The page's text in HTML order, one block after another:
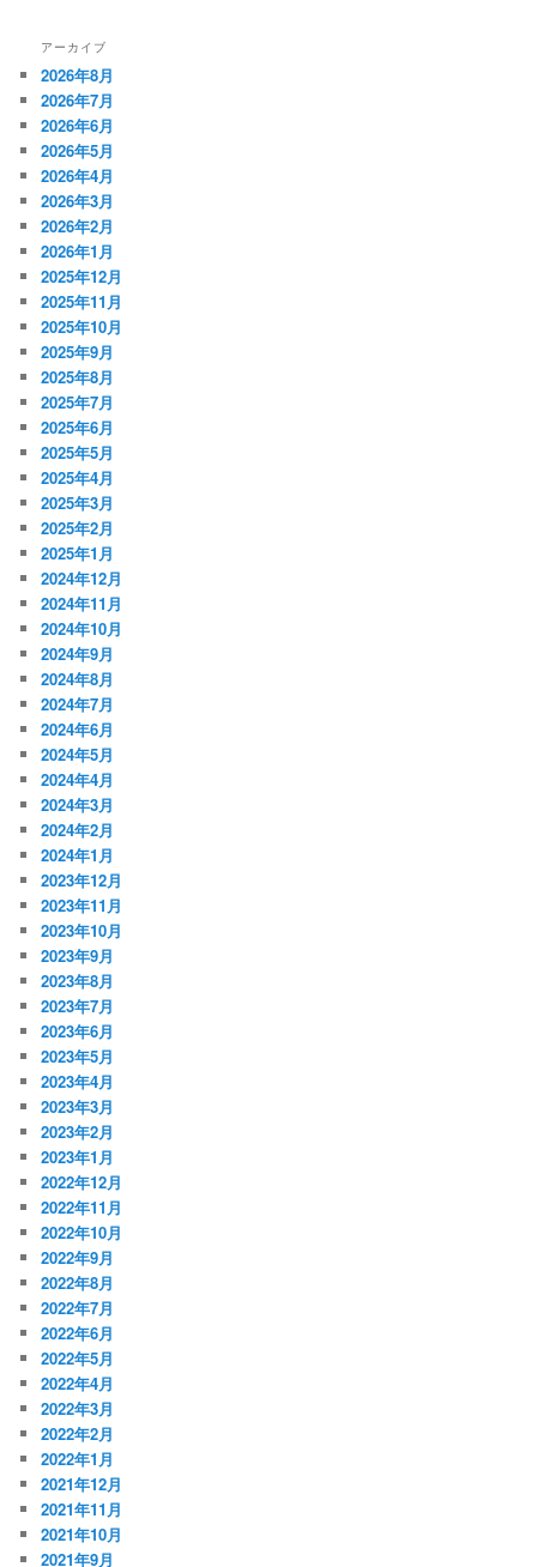
アーカイブ
2026年8月
2026年7月
2026年6月
2026年5月
2026年4月
2026年3月
2026年2月
2026年1月
2025年12月
2025年11月
2025年10月
2025年9月
2025年8月
2025年7月
2025年6月
2025年5月
2025年4月
2025年3月
2025年2月
2025年1月
2024年12月
2024年11月
2024年10月
2024年9月
2024年8月
2024年7月
2024年6月
2024年5月
2024年4月
2024年3月
2024年2月
2024年1月
2023年12月
2023年11月
2023年10月
2023年9月
2023年8月
2023年7月
2023年6月
2023年5月
2023年4月
2023年3月
2023年2月
2023年1月
2022年12月
2022年11月
2022年10月
2022年9月
2022年8月
2022年7月
2022年6月
2022年5月
2022年4月
2022年3月
2022年2月
2022年1月
2021年12月
2021年11月
2021年10月
2021年9月